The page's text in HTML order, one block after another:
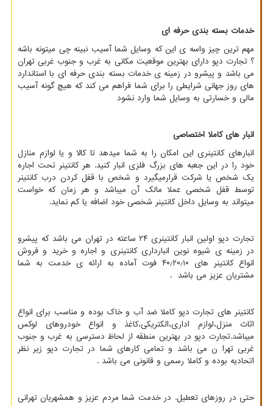
خدمات بسته بندی حرفه ای
مهم ترین چیز واسه ی این که وسایل شما آسیب نبینه چی میتونه باشه
؟ تجارت دپو دارای بهترین موقعیت مکانی به غرب و جنوب غربی تهران
می باشد و پیشرو در زمینه ی خدمات بسته بندی حرفه ای با استاندارد
های روز جهانی شرایطی را برای شما فراهم می کند که هیچ گونه آسیب
مالی و خسارتی به وسایل شما وارد نشود
انبار های کاملا اختصاصی
انبارهای کانتینری این امکان را به شما میدهد تا کالا و یا لوازم منازل
خود را در این جعبه های بزرگ فلزی انبار کنید. هر کانتینر تحت اجاره
یک شخص یا شرکت قرارمیگیرد و شخص با قفل کردن درب کانتینر
توسط قفل شخصی عملا مالک آن میباشد و هر زمان که خواست
میتواند به وسایل داخل کانتینر شخصی خود اضافه یا کم نماید.
تجارت دپو اولین انبار کانتینری ۲۴ ساعته در تهران می باشد که پیشرو
در زمینه ی شیوه نوین انبارداری کانتینری و اجاره و خرید و فروش
انواع کانتینر های ۴۰٫۲۰٫۱۰ فوت آماده به ارائه ی خدمت به شما
مشتریان عزیز می باشد .
کانتینر های تجارت دپو کاملا ضد آب و خاک بوده و مناسب برای انواع
اثاث منزل،لوازم اداری،الکتریکی،کاغذ و انواع خودروهای لوکس
میباشد.تجارت دپو در بهترین منطقه از لحاظ دسترسی به غرب و جنوب
غربی تهرا ن می باشد و تمامی کارهای شما در تجارت دپو زیر نظر
اتحادیه بوده و کاملا رسمی و قانونی می باشد .
حتی در روزهای تعطیل. در خدمت شما مردم عزیز و همشهریان تهرانی